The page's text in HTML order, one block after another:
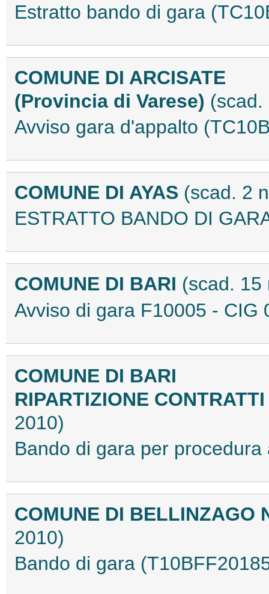
Estratto bando di gara
COMUNE DI ARCISATE
(Provincia di Varese)
Avviso gara d'appalto
COMUNE DI AYAS (scad. 2
ESTRATTO BANDO DI
COMUNE DI BARI (scad. 15
Avviso di gara F10005 - CIG
COMUNE DI BARI
RIPARTIZIONE
2010)
Bando di gara per
COMUNE DI BELLINZAGO
2010)
Bando di gara